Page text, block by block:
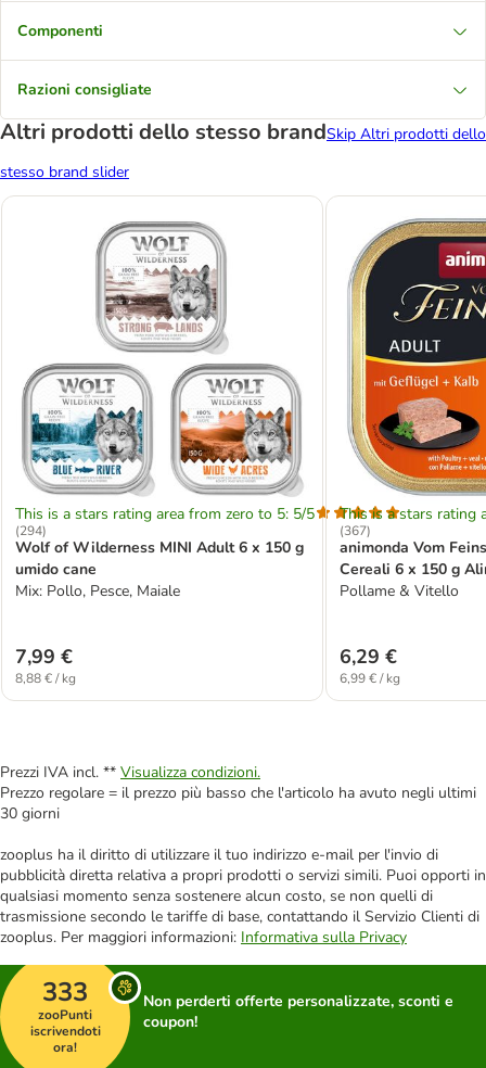
Componenti
Razioni consigliate
Altri prodotti dello stesso brandSkip Altri prodotti dello
stesso brand slider
This is a stars rating area from zero to 5: 5/5
(294)
Wolf of Wilderness MINI Adult 6 x 150 g
umido cane
Mix: Pollo, Pesce, Maiale
7,99 €
8,88 € / kg
This is a stars rating
(367)
animonda Vom
Cereali 6 x 150 g
cane
Pollame & Vitello
6,29 €
6,99 € / kg
Prezzi IVA incl. ** Visualizza condizioni.
Prezzo regolare = il prezzo più basso che l'articolo ha avuto negli ultimi
30 giorni
zooplus ha il diritto di utilizzare il tuo indirizzo e-mail per l'invio di
pubblicità diretta relativa a propri prodotti o servizi simili. Puoi opporti in
qualsiasi momento senza sostenere alcun costo, se non quelli di
trasmissione secondo le tariffe di base, contattando il Servizio Clienti di
zooplus. Per maggiori informazioni: Informativa sulla Privacy
333
zooPunti
iscrivendoti
ora!
Non perderti offerte personalizzate, sconti e
coupon!